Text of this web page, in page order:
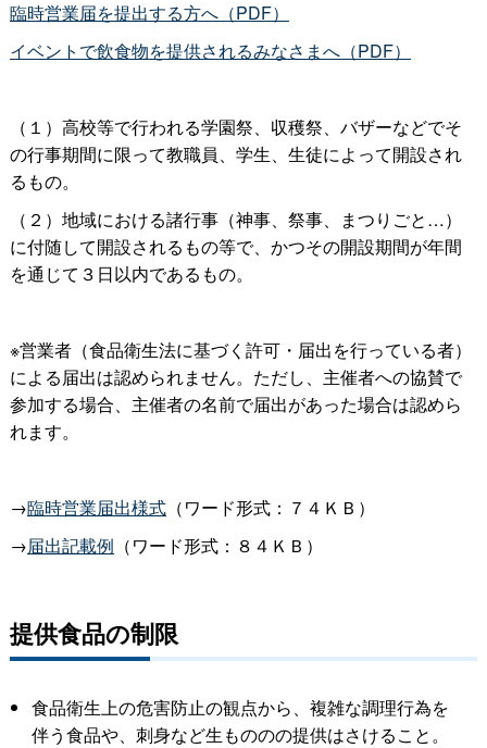
臨時営業届を提出する方へ（PDF）
イベントで飲食物を提供されるみなさまへ（PDF）
（１）高校等で行われる学園祭、収穫祭、バザーなどでそ
の行事期間に限って教職員、学生、生徒によって開設され
るもの。
（２）地域における諸行事（神事、祭事、まつりごと…）
に付随して開設されるもの等で、かつその開設期間が年間
を通じて３日以内であるもの。
※営業者（食品衛生法に基づく許可・届出を行っている者）
による届出は認められません。ただし、主催者への協賛で
参加する場合、主催者の名前で届出があった場合は認めら
れます。
→臨時営業届出様式（ワード形式：７４ＫＢ）
→届出記載例 （ワード形式：８４ＫＢ）
提供食品の制限
食品衛生上の危害防止の観点から、複雑な調理行為を
伴う食品や、刺身など生もののの提供はさけること。